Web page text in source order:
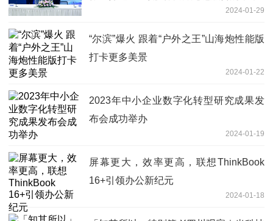
2024-01-29
“尔滨”爆火 跟着“户外之王”山海炮性能版
打卡更多美景
2024-01-22
2023年中小企业数字化转型研究成果发
布会成功举办
2024-01-19
屏幕更大，效率更高，联想ThinkBook
16+引领办公新纪元
2024-01-18